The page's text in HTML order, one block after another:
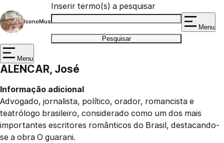
IconoMus
Inserir termo(s) a pesquisar
Menu
Menu
ALENCAR, José
Informação adicional
Advogado, jornalista, político, orador, romancista e
teatrólogo brasileiro, considerado como um dos mais
importantes escritores românticos do Brasil, destacando-
se a obra O guarani.